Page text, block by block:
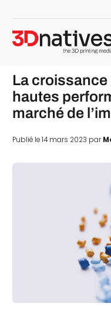
La
hautes
marché de
Publié le 14 mars 2023 par